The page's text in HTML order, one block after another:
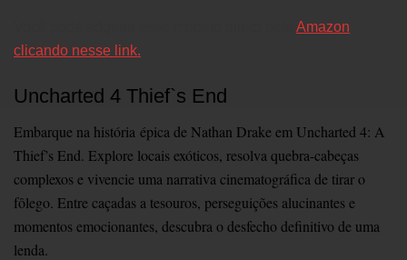
Amazon
clicando nesse link.
Uncharted 4 Thief`s End
Embarque na história épica de Nathan Drake em Uncharted 4: A
Thief’s End. Explore locais exóticos, resolva quebra-cabeças
complexos e vivencie uma narrativa cinematográfica de tirar o
fôlego. Entre caçadas a tesouros, perseguições alucinantes e
momentos emocionantes, descubra o desfecho definitivo de uma
lenda.